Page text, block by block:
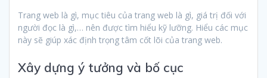
Trang web là gì, mục tiêu của trang web là gì, giá trị đối với
người đọc là gì,… nên được tìm hiểu kỹ lưỡng. Hiểu các mục
này sẽ giúp xác định trọng tâm cốt lõi của trang web.
Xây dựng ý tưởng và bố cục